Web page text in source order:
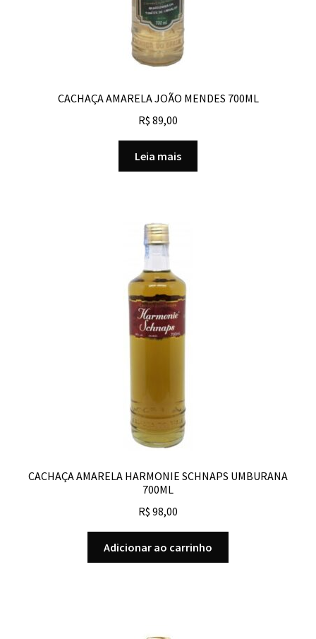
CACHAÇA AMARELA JOÃO MENDES 700ML
R$ 89,00
Leia mais
CACHAÇA AMARELA HARMONIE SCHNAPS UMBURANA
700ML
R$ 98,00
Adicionar ao carrinho